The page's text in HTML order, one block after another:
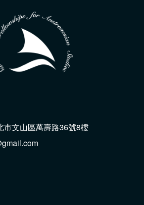
市文山區萬壽路36號8樓